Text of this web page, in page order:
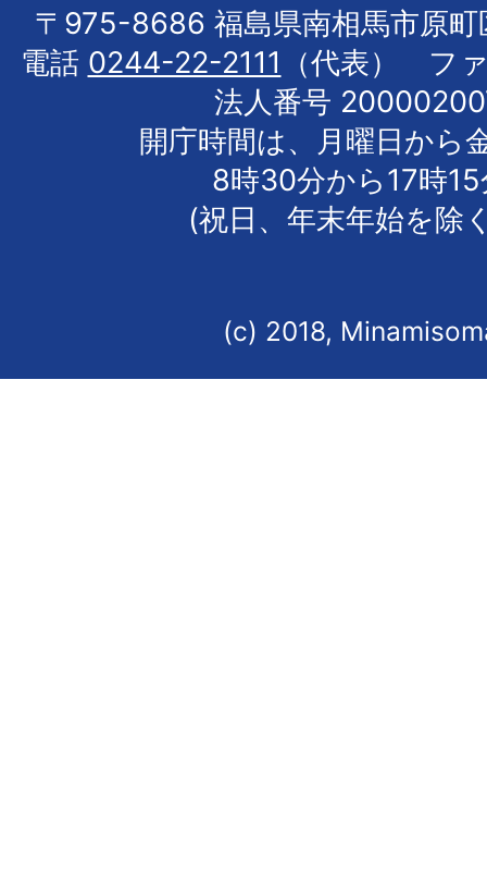
〒975-8686 福島県南相馬市原町
電話 0244-22-2111
（代表） フ
法人番号
開庁時間は、月曜日から
8時30分から17時
(祝日、年末年始を除
(c) 2018,